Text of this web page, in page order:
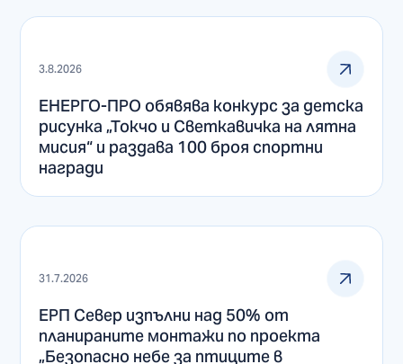
3.8.2026
ЕНЕРГО-ПРО обявява конкурс за детска
рисунка „Токчо и Светкавичка на лятна
мисия“ и раздава 100 броя спортни
награди
31.7.2026
ЕРП Север изпълни над 50% от
планираните монтажи по проекта
„Безопасно небе за птиците в